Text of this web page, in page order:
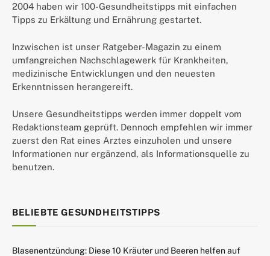
2004 haben wir 100-Gesundheitstipps mit einfachen
Tipps zu Erkältung und Ernährung gestartet.
Inzwischen ist unser Ratgeber-Magazin zu einem
umfangreichen Nachschlagewerk für Krankheiten,
medizinische Entwicklungen und den neuesten
Erkenntnissen herangereift.
Unsere Gesundheitstipps werden immer doppelt vom
Redaktionsteam geprüft. Dennoch empfehlen wir immer
zuerst den Rat eines Arztes einzuholen und unsere
Informationen nur ergänzend, als Informationsquelle zu
benutzen.
BELIEBTE GESUNDHEITSTIPPS
Blasenentzündung: Diese 10 Kräuter und Beeren helfen auf